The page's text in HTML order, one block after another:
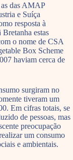
das AMAP
e Suíça
resposta à
estas
o nome de CSA
Box Scheme
haviam cerca de
surgiram no
tiveram um
Em cifras totais, se
de pessoas, mas
preocupação
um consumo
e ambientais.